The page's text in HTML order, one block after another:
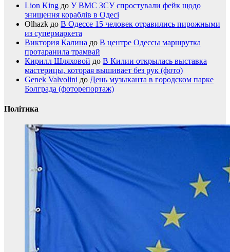
Lion King до У ВМС ЗСУ спростували фейк щодо
знищення кораблів в Одесі
Olhazk до В Одессе 15 человек отравились пирожными
из супермаркета
Виктория Калина до В центре Одессы маршрутка
протаранила трамвай
Кирилл Шляховой до В Килии открылась выставка
мастерицы, которая вышивает без рук (фото)
Genek Valvolini до День музыканта в городском парке
Болграда (фоторепортаж)
Політика